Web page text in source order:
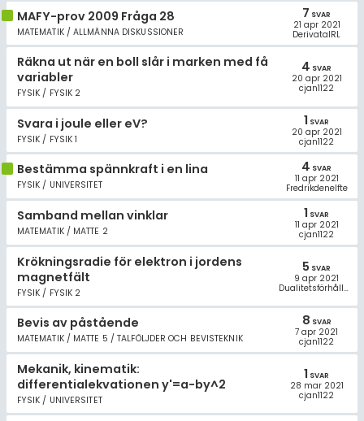
MAFY-prov 2009 Fråga 28
MATEMATIK / ALLMÄNNA DISKUSSIONER
7 SVAR
21 apr 2021
DerivataIRL
Räkna ut när en boll slår i marken med få
variabler
FYSIK / FYSIK 2
4 SVAR
20 apr 2021
cjan1122
Svara i joule eller eV?
FYSIK / FYSIK 1
1 SVAR
20 apr 2021
cjan1122
Bestämma spännkraft i en lina
FYSIK / UNIVERSITET
4 SVAR
11 apr 2021
Fredrikdenelfte
Samband mellan vinklar
MATEMATIK / MATTE 2
1 SVAR
11 apr 2021
cjan1122
Krökningsradie för elektron i jordens
magnetfält
FYSIK / FYSIK 2
5 SVAR
9 apr 2021
Dualitetsförhållandet
Bevis av påstående
MATEMATIK / MATTE 5 / TALFÖLJDER OCH BEVISTEKNIK
8 SVAR
7 apr 2021
cjan1122
Mekanik, kinematik:
differentialekvationen y'=a-by^2
FYSIK / UNIVERSITET
1 SVAR
28 mar 2021
cjan1122
Allmänna villkor
Cookie-inställningar